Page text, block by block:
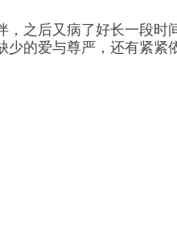
之后又病了好长一段
的爱与尊严，还有紧紧